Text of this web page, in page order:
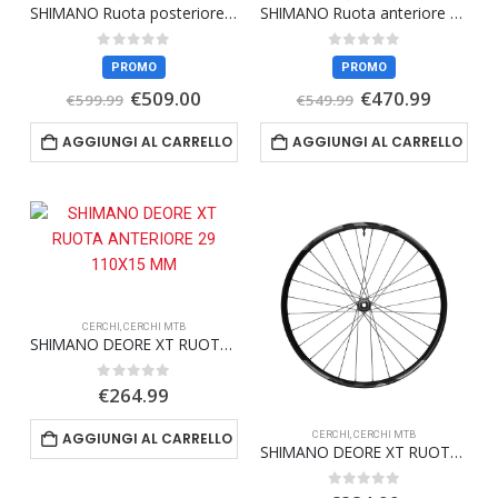
SHIMANO Ruota posteriore WH-RS710-TL-R12
0Su 5
PROMO
€599.99 Il
originale
era:
€599.99.
€509.00
attuale
è:
€509.00.
AGGIUNGI AL CARRELLO
SHIMANO Ruota anteriore WH-RS710-TL-F12
0Su 5
PROMO
€549.99 Il
originale
era:
€549.99.
€470.99
attuale
è:
AGGIUNGI AL CARRELLO
CERCHI CERCHI MTB
SHIMANO DEORE XT RUOTA ANTERIORE 29 110X15 MM
0Su 5
€264.99
AGGIUNGI AL CARRELLO CERCHI,CERCHI MTB
SHIMANO DEORE XT RUOTA POSTERIORE 29 148X12 MM